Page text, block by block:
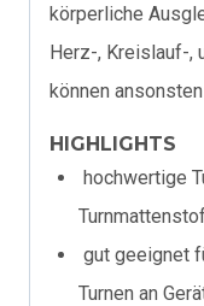
körperliche
Herz-, Kreislauf-,
können
HIGHLIGHTS
hochwertige
gut geeignet
Turnen an